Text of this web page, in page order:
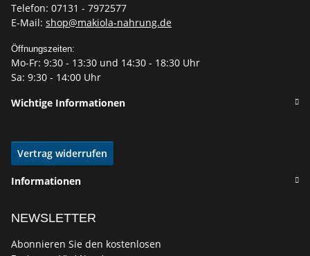
Telefon: 07131 - 7972577
E-Mail: shop@makiola-nahrung.de
Öffnungszeiten:
Mo-Fr: 9:30 - 13:30 und 14:30 - 18:30 Uhr
Sa: 9:30 - 14:00 Uhr
Wichtige Informationen
Vertrag widerrufen
Informationen
NEWSLETTER
Abonnieren Sie den kostenlosen